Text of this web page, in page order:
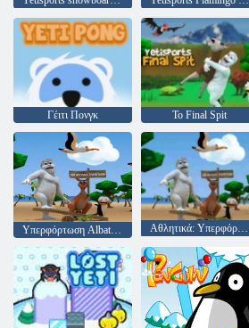
Γέιτι Πονγκ Το Final Spit
Αθλητικά: Υπερφόρτωση Albatross